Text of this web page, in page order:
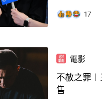
17
電影
不赦之罪
售